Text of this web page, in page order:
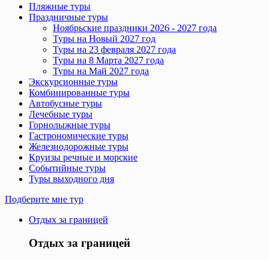
Пляжные туры
Праздничные туры
Ноябрьские праздники 2026 - 2027 года
Туры на Новый 2027 год
Туры на 23 февраля 2027 года
Туры на 8 Марта 2027 года
Туры на Май 2027 года
Экскурсионные туры
Комбинированные туры
Автобусные туры
Лечебные туры
Горнолыжные туры
Гастрономические туры
Железнодорожные туры
Круизы речные и морские
Событийные туры
Туры выходного дня
Подберите мне тур
Отдых за границей
Отдых за границей